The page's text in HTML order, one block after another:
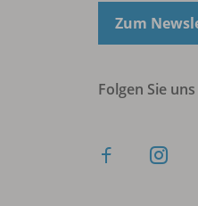
Zum
Folgen Sie